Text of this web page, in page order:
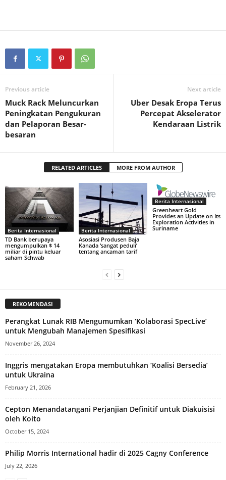
Previous article
Muck Rack Meluncurkan
Peningkatan Pengukuran
dan Pelaporan Besar-
besaran
Next article
Uber Desak Eropa Terus
Percepat Akselerator
Kendaraan Listrik
RELATED ARTICLES MORE FROM AUTHOR
Berita Internasional
TD Bank berupaya
mengumpulkan $ 14
miliar di pintu keluar
saham Schwab
Berita Internasional
Asosiasi Produsen Baja
Kanada ‘sangat peduli’
tentang ancaman tarif
Berita Internasional
Greenheart Gold
Provides an Update on Its
Exploration Activities in
Suriname
REKOMENDASI
Perangkat Lunak RIB Mengumumkan ‘Kolaborasi SpecLive’
untuk Mengubah Manajemen Spesifikasi
November 26, 2024
Inggris mengatakan Eropa membutuhkan ‘Koalisi Bersedia’
untuk Ukraina
February 21, 2026
Cepton Menandatangani Perjanjian Definitif untuk Diakuisisi
oleh Koito
October 15, 2024
Philip Morris International hadir di 2025 Cagny Conference
July 22, 2026